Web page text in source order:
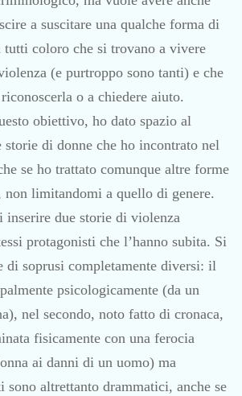
a suscitare una qualche forma di
tutti coloro che si trovano a vivere
(e purtroppo sono tanti) e che
o a chiedere aiuto.
obiettivo, ho dato spazio al
storie di donne che ho incontrato nel
se ho trattato comunque altre forme
non limitandomi a quello di genere.
inserire due storie di violenza
protagonisti che l’hanno subita. Si
di soprusi completamente diversi: il
psicologicamente (da un
nel secondo, noto fatto di cronaca,
fisicamente con una ferocia
ai danni di un uomo) ma
sono altrettanto drammatici, anche se